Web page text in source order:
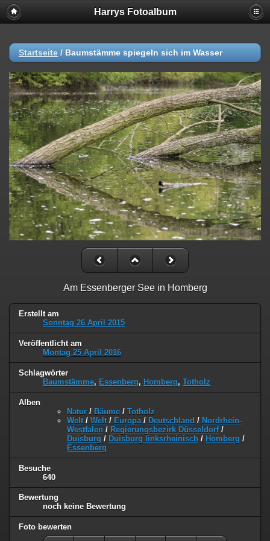
Harrys Fotoalbum
Startseite / Baumstämme spiegeln sich im Wasser
Am Essenberger See in Homberg
Erstellt am
Sonntag 26 April 2015
Veröffentlicht am
Montag 25 April 2016
Schlagwörter
Baumstämme, Essenberg, Homberg, Totholz
Alben
Natur / Bäume / Totholz
Welt / Welt / Europa / Deutschland / Nordrhein-
Westfalen / Regierungsbezirk Düsseldorf/
Duisburg / Duisburg linksrheinisch / Homberg /
Essenberg
Besuche
640
Bewertung
noch keine Bewertung
Foto bewerten